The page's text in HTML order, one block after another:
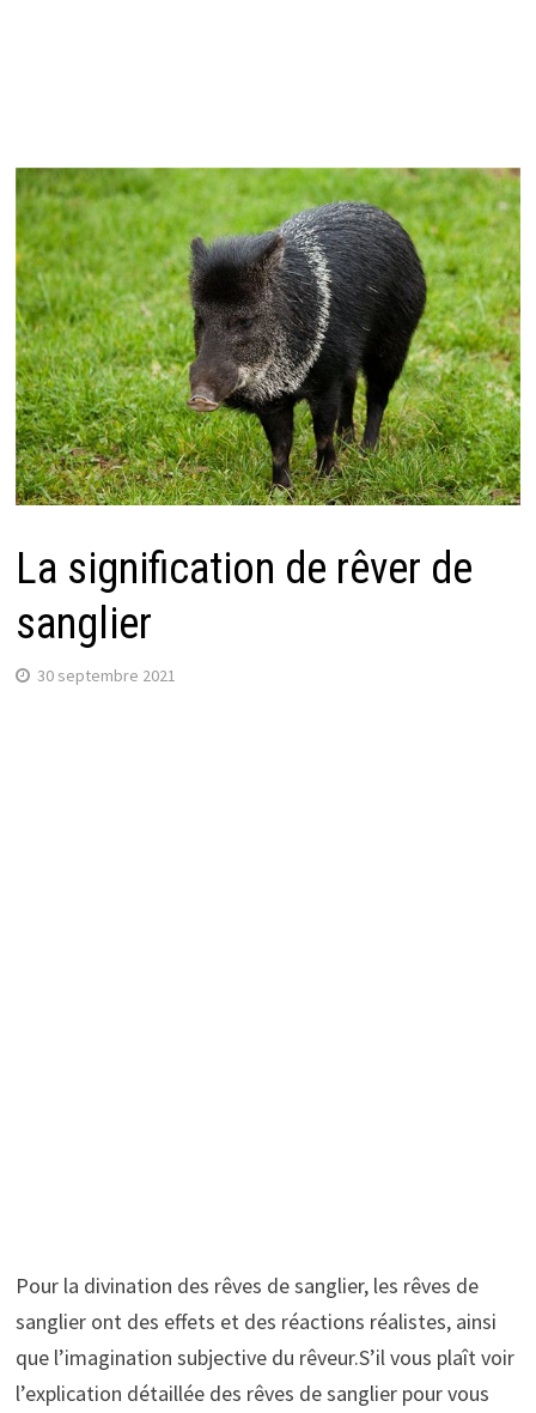
La signification de rêver de
sanglier
30 septembre 2021
Pour la divination des rêves de sanglier, les rêves de
sanglier ont des effets et des réactions réalistes, ainsi
que l’imagination subjective du rêveur.S’il vous plaît voir
l’explication détaillée des rêves de sanglier pour vous